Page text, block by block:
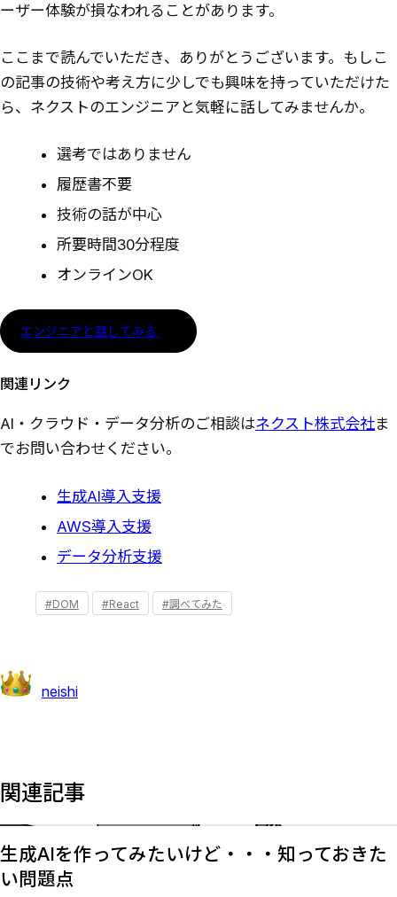
ーザー体験が損なわれることがあります。
ここまで読んでいただき、ありがとうございます。もしこ
の記事の技術や考え方に少しでも興味を持っていただけた
ら、ネクストのエンジニアと気軽に話してみませんか。
選考ではありません
履歴書不要
技術の話が中心
所要時間30分程度
オンラインOK
エンジニアと話してみる
関連リンク
AI・クラウド・データ分析のご相談はネクスト株式会社ま
でお問い合わせください。
生成AI導入支援
AWS導入支援
データ分析支援
#DOM #React #調べてみた
neishi
関連記事
生成AIを作ってみたいけど・・・知っておきた
い問題点